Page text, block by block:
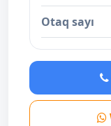
Otaq sayı